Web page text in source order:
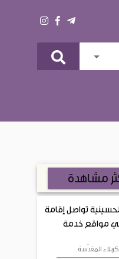
arrow_drop_down
مشاهدة
تواصل إقامة
مواقع خدمة
المقدّسة